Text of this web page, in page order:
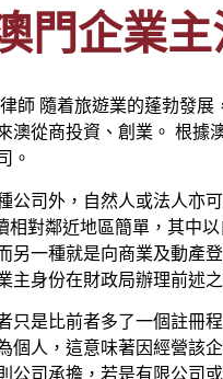
門企業
師 隨着旅遊業的蓬勃發
澳從商投資、創業。 根據
。
公司外，自然人或法人亦
相對鄰近地區簡單，其中
另一種就是向商業及動產
主身份在財政局辦理前述
只是比前者多了一個註冊
個人，這意味著因經營該